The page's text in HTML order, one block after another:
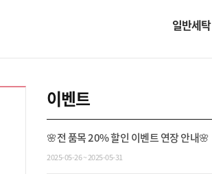
일반세탁
이벤트
🌸전 품목 20% 할인 이벤트 연장 안내🌸
2025-05-26 ~ 2025-05-31